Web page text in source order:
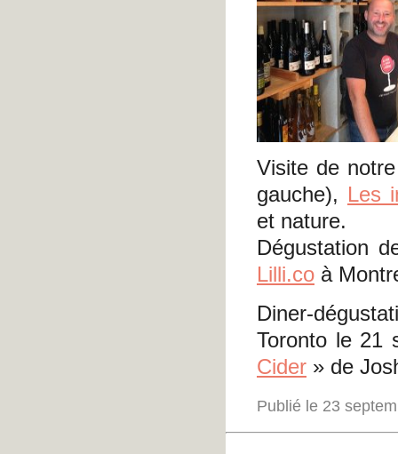
Visite de
gauche), Les
et nature.
Dégustation
Lilli.co à
Diner-
Toronto le 21
Cider » de
Publié le 23